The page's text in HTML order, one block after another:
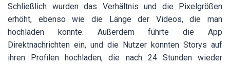
Schließlich wurden das Verhältnis und die Pixelgrößen
erhöht, ebenso wie die Länge der Videos, die man
hochladen konnte. Außerdem führte die App
Direktnachrichten ein, und die Nutzer konnten Storys auf
ihren Profilen hochladen, die nach 24 Stunden wieder